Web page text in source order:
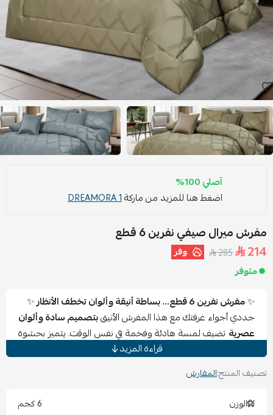
أصلي 100%
اضغط هنا للمزيد من ماركةDREAMORA 1
مفرش ميرال صيفي نفرين 6 قطع
214
285 وفر
متوفر
✨مفرش نفرين 6 قطع… بساطة أنيقة وألوان تخطف الأنظار
✨
جددي أجواء غرفتك مع هذا المفرش الأنيقبتصميم سادة وألوان
عصرية تضيف لمسة هادئة وفخمة في نفس الوقت. يتميز بحشوة
وسط تمنحك الدفء والراحة، مع خامة ناعمة تعكس جودة عالية
مكونات الطقم:
قراءة المزيد
تصنيف المنتج:المفارش
الوزن
6 كجم